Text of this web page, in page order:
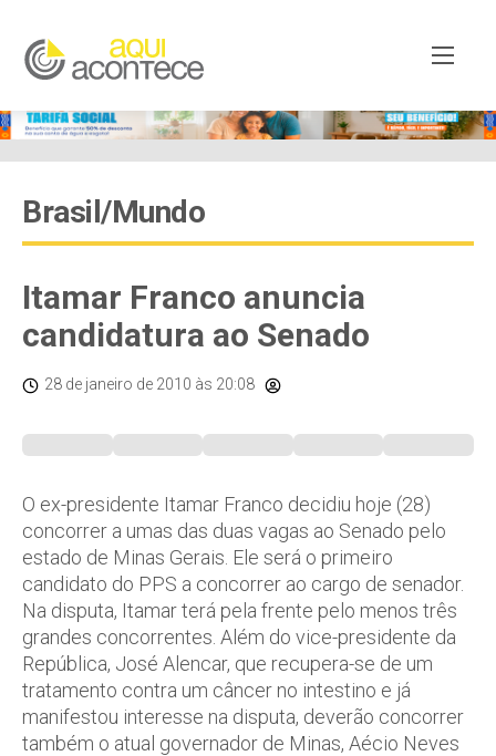
Brasil/Mundo
Itamar Franco anuncia
candidatura ao Senado
28 de janeiro de 2010 às 20:08
O ex-presidente Itamar Franco decidiu hoje (28)
concorrer a umas das duas vagas ao Senado pelo
estado de Minas Gerais. Ele será o primeiro
candidato do PPS a concorrer ao cargo de senador.
Na disputa, Itamar terá pela frente pelo menos três
grandes concorrentes. Além do vice-presidente da
República, José Alencar, que recupera-se de um
tratamento contra um câncer no intestino e já
manifestou interesse na disputa, deverão concorrer
também o atual governador de Minas, Aécio Neves